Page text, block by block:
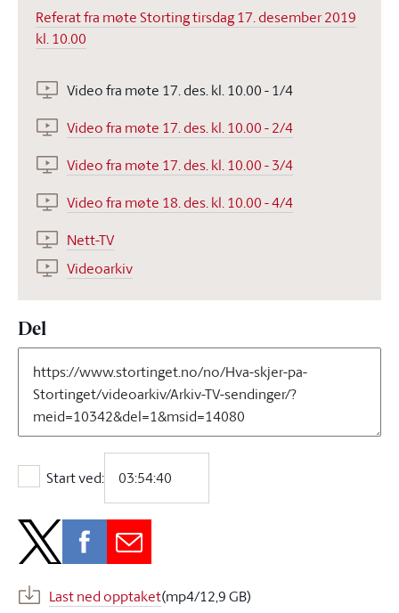
Referat fra møte Storting tirsdag 17. desember 2019
kl. 10.00
Video fra møte 17. des. kl. 10.00 - 1/4
Video fra møte 17. des. kl. 10.00 - 2/4
Video fra møte 17. des. kl. 10.00 - 3/4
Video fra møte 18. des. kl. 10.00 - 4/4
Nett-TV
Videoarkiv
Del
Start ved:
Start ved:
Last ned opptaket(mp4/12,9 GB)